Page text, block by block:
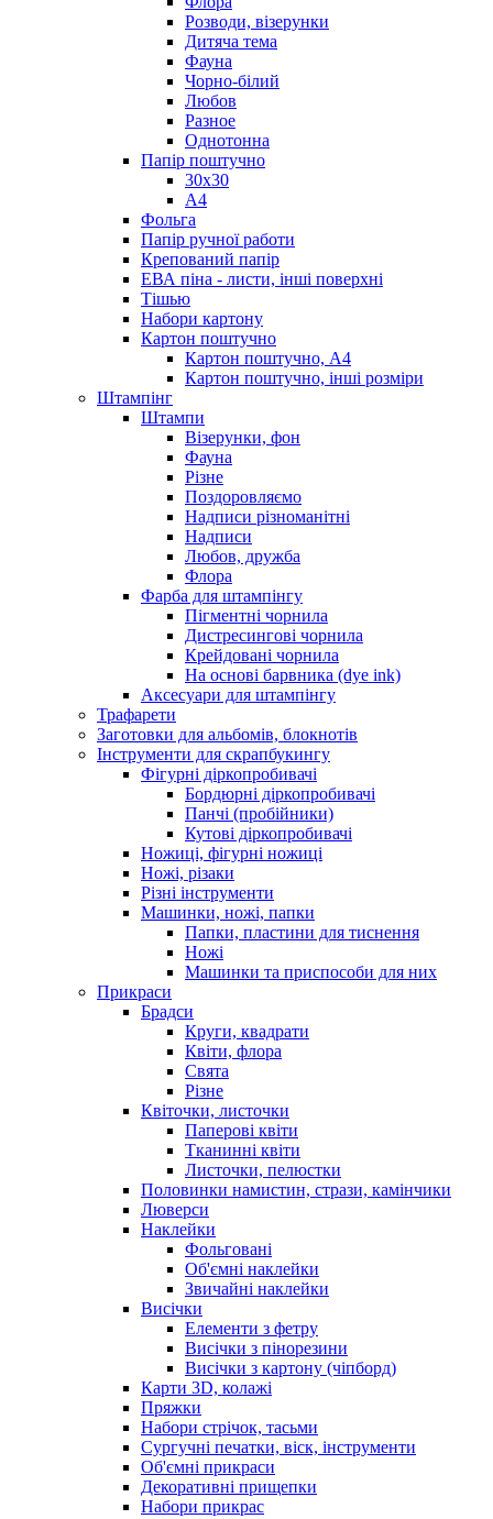
Розводи, візерунки
Дитяча тема
Фауна
Чорно-білий
Любов
Разное
Однотонна
Папір поштучно
30х30
А4
Фольга
Папір ручної работи
Крепований папір
ЕВА піна - листи, інші поверхні
Тішью
Набори картону
Картон поштучно
Картон поштучно, А4
Картон поштучно, інші розміри
Штампінг
Штампи
Візерунки, фон
Фауна
Різне
Поздоровляємо
Надписи різноманітні
Надписи
Любов, дружба
Флора
Фарба для штампінгу
Пігментні чорнила
Дистресингові чорнила
Крейдовані чорнила
На основі барвника (dye ink)
Аксесуари для штампінгу
Трафарети
Заготовки для альбомів, блокнотів
Інструменти для скрапбукингу
Фігурні діркопробивачі
Бордюрні діркопробивачі
Панчі (пробійники)
Кутові діркопробивачі
Ножиці, фігурні ножиці
Ножі, різаки
Різні інструменти
Машинки, ножі, папки
Папки, пластини для тиснення
Ножі
Машинки та приспособи для них
Прикраси
Брадси
Круги, квадрати
Квіти, флора
Свята
Різне
Квіточки, листочки
Паперові квіти
Тканинні квіти
Листочки, пелюстки
Половинки намистин, стрази, камінчики
Люверси
Наклейки
Фольговані
Об'ємні наклейки
Звичайні наклейки
Висічки
Елементи з фетру
Висічки з пінорезини
Висічки з картону (чіпборд)
Карти 3D, колажі
Пряжки
Набори стрічок, тасьми
Сургучні печатки, віск, інструменти
Об'ємні прикраси
Декоративні прищепки
Набори прикрас